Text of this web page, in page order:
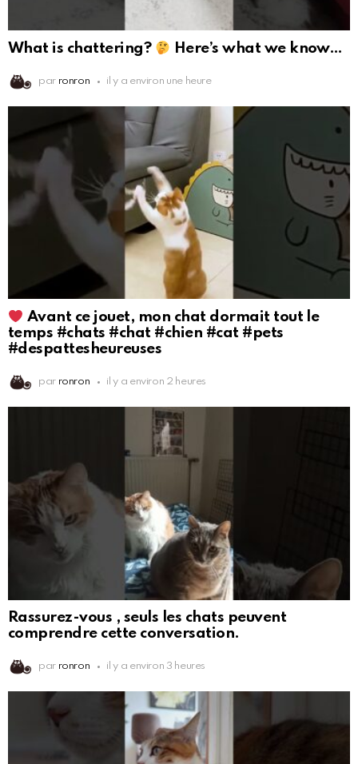
What is chattering? Here’s what we know…
par ronron il y a environ une heure
Avant ce jouet, mon chat dormait tout le
temps #chats #chat #chien #cat #pets
#despattesheureuses
par ronron il y a environ 2 heures
Rassurez-vous , seuls les chats peuvent
comprendre cette conversation.
par ronron il y a environ 3 heures